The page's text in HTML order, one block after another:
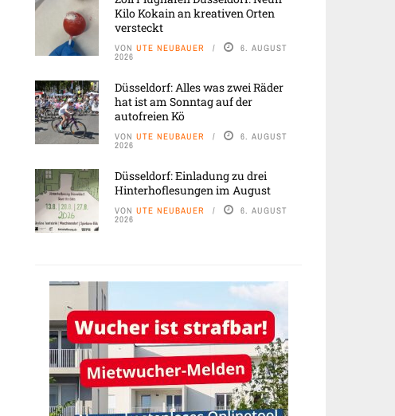
Kilo Kokain an kreativen Orten
versteckt
VON UTE NEUBAUER 6. AUGUST
2026
Düsseldorf: Alles was zwei Räder
hat ist am Sonntag auf der
autofreien Kö
VON UTE NEUBAUER 6. AUGUST
2026
Düsseldorf: Einladung zu drei
Hinterhoflesungen im August
VON UTE NEUBAUER 6. AUGUST
2026